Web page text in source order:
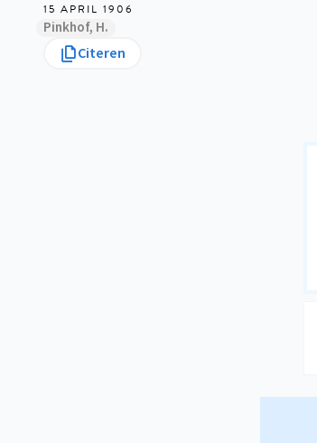
15 APRIL 1906
Pinkhof, H.
Citeren